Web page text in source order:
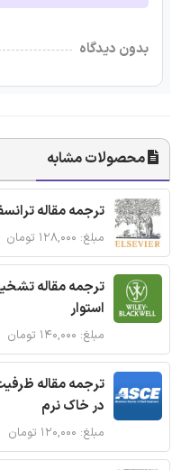
بدون دیدگاه
محصولات مشابه
ترجمه مقاله
مبلغ: ۱۲۸,۰۰۰ تومان
ترجمه مقاله
استوار
مبلغ: ۱۴۰,۰۰۰ تومان
ترجمه مقاله
در خاک نرم
مبلغ: ۱۲۰,۰۰۰ تومان